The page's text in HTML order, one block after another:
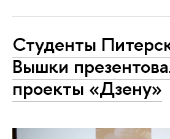
Студенты
Вышки
проекты «Дзену»